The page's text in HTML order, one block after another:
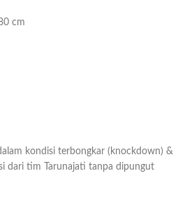
cm
kondisi terbongkar (knockdown) &
dari tim Tarunajati tanpa dipungut